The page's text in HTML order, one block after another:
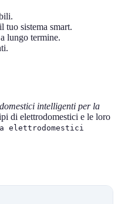
sistema smart.
lungo termine.
intelligenti per la
di elettrodomestici e le loro
elettrodomestici